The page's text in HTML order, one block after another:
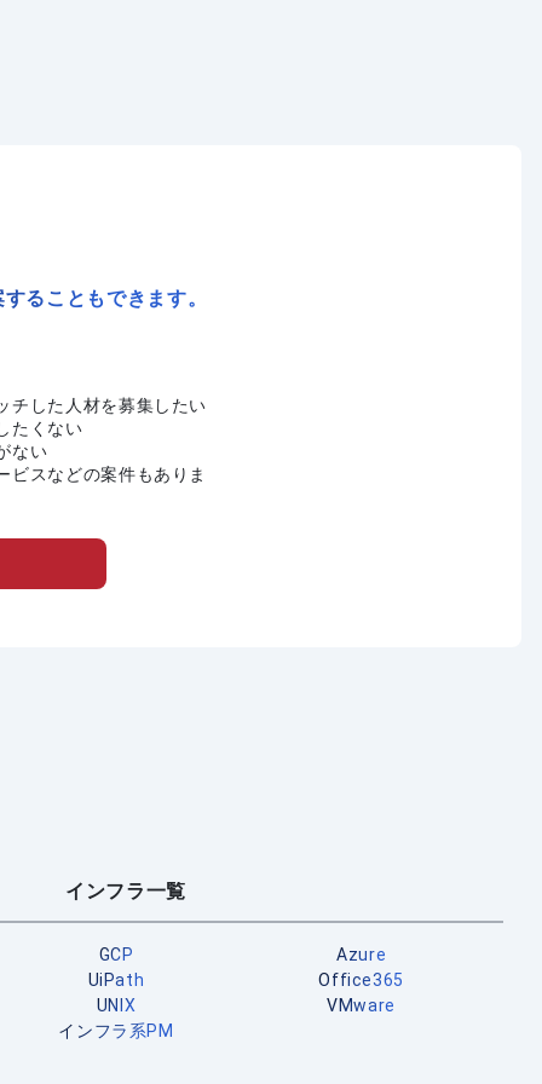
ることもできます。
チした人材を募集したい
たくない
ない
ビスなどの案件もありま
インフラ一覧
GCP
Azure
UiPath
Office365
UNIX
VMware
インフラ系PM